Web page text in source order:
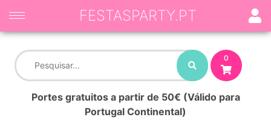
0
Portes gratuitos a partir de 50€ (Válido para
Portugal Continental)
FESTASPARTY.PT